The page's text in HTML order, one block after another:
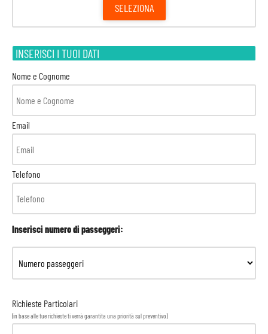
SELEZIONA
INSERISCI I TUOI DATI
Nome e Cognome
Email
Telefono
Inserisci numero di passeggeri:
Richieste Particolari
(in base alle tue richieste ti verrà garantita una priorità sul preventivo)